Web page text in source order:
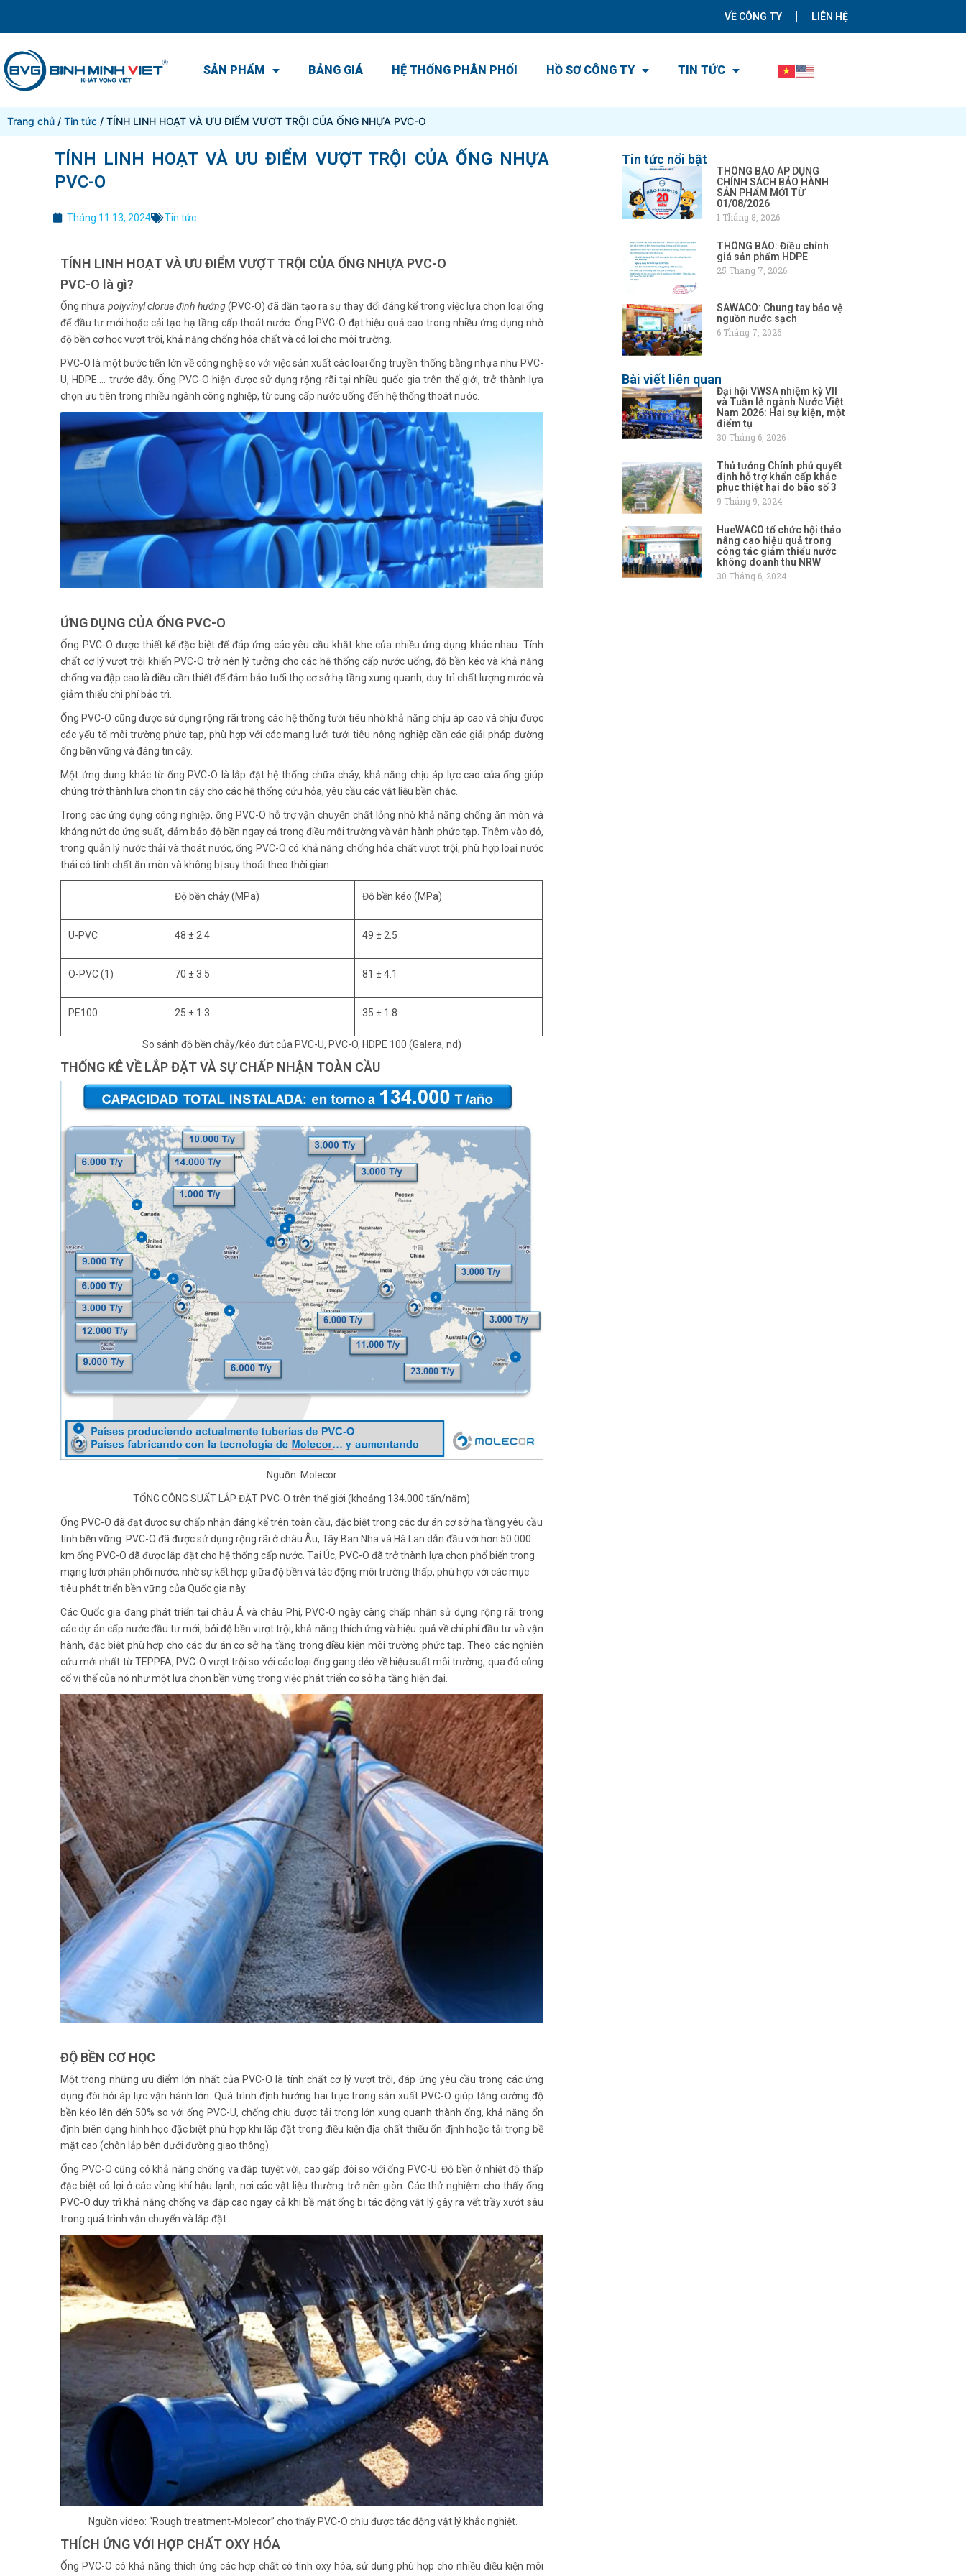
VỀ CÔNG TY LIÊN HỆ
SẢN PHẨM BẢNG GIÁ HỆ THỐNG PHÂN PHỐI HỒ SƠ CÔNG TY TIN TỨC
Trang chủ / Tin tức / TÍNH LINH HOẠT VÀ ƯU ĐIỂM VƯỢT TRỘI CỦA ỐNG NHỰA PVC-O
TÍNH LINH HOẠT VÀ ƯU ĐIỂM VƯỢT TRỘI CỦA ỐNG NHỰA
PVC-O
Tháng 11 13, 2024 Tin tức
TÍNH LINH HOẠT VÀ ƯU ĐIỂM VƯỢT TRỘI CỦA ỐNG NHỰA PVC-O
PVC-O là gì?
Ống nhựa polyvinyl clorua định hướng(PVC-O) đã dần tạo ra sự thay đổi đáng kể trong việc lựa chọn loại ống
để đầu tư mới hoặc cải tạo hạ tầng cấp thoát nước. Ống PVC-O đạt hiệu quả cao trong nhiều ứng dụng nhờ
độ bền cơ học vượt trội, khả năng chống hóa chất và có lợi cho môi trường.
PVC-O là một bước tiến lớn về công nghệ so với việc sản xuất các loại ống truyền thống bằng nhựa như PVC-
U, HDPE…. trước đây. Ống PVC-O hiện được sử dụng rộng rãi tại nhiều quốc gia trên thế giới, trở thành lựa
chọn ưu tiên trong nhiều ngành công nghiệp, từ cung cấp nước uống đến hệ thống thoát nước.
ỨNG DỤNG CỦA ỐNG PVC-O
Ống PVC-O được thiết kế đặc biệt để đáp ứng các yêu cầu khắt khe của nhiều ứng dụng khác nhau. Tính
chất cơ lý vượt trội khiến PVC-O trở nên lý tưởng cho các hệ thống cấp nước uống, độ bền kéo và khả năng
chống va đập cao là điều cần thiết để đảm bảo tuổi thọ cơ sở hạ tầng xung quanh, duy trì chất lượng nước và
giảm thiểu chi phí bảo trì.
Ống PVC-O cũng được sử dụng rộng rãi trong các hệ thống tưới tiêu nhờ khả năng chịu áp cao và chịu được
các yếu tố môi trường phức tạp, phù hợp với các mạng lưới tưới tiêu nông nghiệp cần các giải pháp đường
ống bền vững và đáng tin cậy.
Một ứng dụng khác từ ống PVC-O là lắp đặt hệ thống chữa cháy, khả năng chịu áp lực cao của ống giúp
chúng trở thành lựa chọn tin cậy cho các hệ thống cứu hỏa, yêu cầu các vật liệu bền chắc.
Trong các ứng dụng công nghiệp, ống PVC-O hỗ trợ vận chuyển chất lỏng nhờ khả năng chống ăn mòn và
kháng nứt do ứng suất, đảm bảo độ bền ngay cả trong điều môi trường và vận hành phức tạp. Thêm vào đó,
trong quản lý nước thải và thoát nước, ống PVC-O có khả năng chống hóa chất vượt trội, phù hợp loại nước
thải có tính chất ăn mòn và không bị suy thoái theo thời gian.
Độ bền chảy (MPa) Độ bền kéo (MPa)
U-PVC 48 ± 2.4 49 ± 2.5
O-PVC (1) 70 ± 3.5 81 ± 4.1
PE100 25 ± 1.3 35 ± 1.8
So sánh độ bền chảy/kéo đứt của PVC-U, PVC-O, HDPE 100 (Galera, nd)
THỐNG KÊ VỀ LẮP ĐẶT VÀ SỰ CHẤP NHẬN TOÀN CẦU
Nguồn: Molecor
TỔNG CÔNG SUẤT LẮP ĐẶT PVC-O trên thế giới (khoảng 134.000 tấn/năm)
Ống PVC-O đã đạt được sự chấp nhận đáng kể trên toàn cầu, đặc biệt trong các dự án cơ sở hạ tầng yêu cầu
tính bền vững. PVC-O đã được sử dụng rộng rãi ở châu Âu, Tây Ban Nha và Hà Lan dẫn đầu với hơn 50.000
km ống PVC-O đã được lắp đặt cho hệ thống cấp nước. Tại Úc, PVC-O đã trở thành lựa chọn phổ biến trong
mạng lưới phân phối nước, nhờ sự kết hợp giữa độ bền và tác động môi trường thấp, phù hợp với các mục
tiêu phát triển bền vững của Quốc gia này
Các Quốc gia đang phát triển tại châu Á và châu Phi, PVC-O ngày càng chấp nhận sử dụng rộng rãi trong
các dự án cấp nước đầu tư mới, bởi độ bền vượt trội, khả năng thích ứng và hiệu quả về chi phí đầu tư và vận
hành, đặc biệt phù hợp cho các dự án cơ sở hạ tầng trong điều kiện môi trường phức tạp. Theo các nghiên
cứu mới nhất từ TEPPFA, PVC-O vượt trội so với các loại ống gang dẻo về hiệu suất môi trường, qua đó củng
cố vị thế của nó như một lựa chọn bền vững trong việc phát triển cơ sở hạ tầng hiện đại.
ĐỘ BỀN CƠ HỌC
Một trong những ưu điểm lớn nhất của PVC-O là tính chất cơ lý vượt trội, đáp ứng yêu cầu trong các ứng
dụng đòi hỏi áp lực vận hành lớn. Quá trình định hướng hai trục trong sản xuất PVC-O giúp tăng cường độ
bền kéo lên đến 50% so với ống PVC-U, chống chịu được tải trọng lớn xung quanh thành ống, khả năng ổn
định biên dạng hình học đặc biệt phù hợp khi lắp đặt trong điều kiện địa chất thiếu ổn định hoặc tải trọng bề
mặt cao (chôn lắp bên dưới đường giao thông).
Ống PVC-O cũng có khả năng chống va đập tuyệt vời, cao gấp đôi so với ống PVC-U. Độ bền ở nhiệt độ thấp
đặc biệt có lợi ở các vùng khí hậu lạnh, nơi các vật liệu thường trở nên giòn. Các thử nghiệm cho thấy ống
PVC-O duy trì khả năng chống va đập cao ngay cả khi bề mặt ống bị tác động vật lý gây ra vết trầy xướt sâu
trong quá trình vận chuyển và lắp đặt.
Nguồn video: “Rough treatment-Molecor” cho thấy PVC-O chịu được tác động vật lý khắc nghiệt.
THÍCH ỨNG VỚI HỢP CHẤT OXY HÓA
Ống PVC-O có khả năng thích ứng các hợp chất có tính oxy hóa, sử dụng phù hợp cho nhiều điều kiện môi
Tin tức nổi bật
THÔNG BÁO ÁP DỤNG
CHÍNH SÁCH BẢO HÀNH
SẢN PHẨM MỚI TỪ
01/08/2026
1 Tháng 8, 2026
THÔNG BÁO: Điều chỉnh
giá sản phẩm HDPE
25 Tháng 7, 2026
SAWACO: Chung tay bảo vệ
nguồn nước sạch
6 Tháng 7, 2026
Bài viết liên quan
Đại hội VWSA nhiệm kỳ VII
và Tuần lễ ngành Nước Việt
Nam 2026: Hai sự kiện, một
điểm tụ
30 Tháng 6, 2026
Thủ tướng Chính phủ quyết
định hỗ trợ khẩn cấp khắc
phục thiệt hại do bão số 3
9 Tháng 9, 2024
HueWACO tổ chức hội thảo
nâng cao hiệu quả trong
công tác giảm thiểu nước
không doanh thu NRW
30 Tháng 6, 2024